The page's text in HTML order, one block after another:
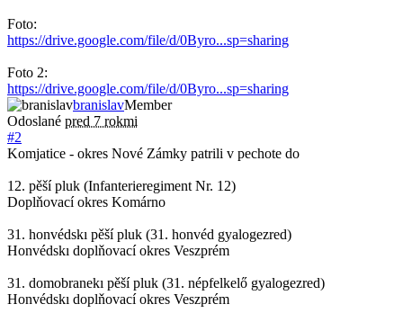
Foto:
https://drive.google.com/file/d/0Byro...sp=sharing
Foto 2:
https://drive.google.com/file/d/0Byro...sp=sharing
branislavMember
Odoslané pred 7 rokmi
#2
Komjatice - okres Nové Zámky patrili v pechote do
12. pěší pluk (Infanterieregiment Nr. 12)
Doplňovací okres Komárno
31. honvédskı pěší pluk (31. honvéd gyalogezred)
Honvédskı doplňovací okres Veszprém
31. domobranekı pěší pluk (31. népfelkelő gyalogezred)
Honvédskı doplňovací okres Veszprém